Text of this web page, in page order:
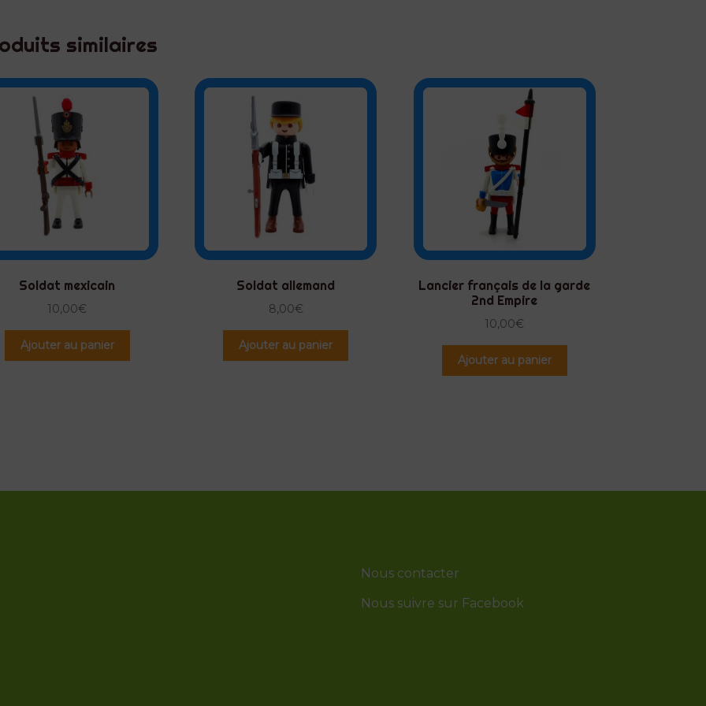
similaires
Soldat mexicain
10,00€
Ajouter au panier
Soldat allemand
8,00€
Ajouter au panier
Lancier français de la garde
2nd Empire
10,00€
Ajouter au panier
Nous contacter
Nous suivre sur Facebook